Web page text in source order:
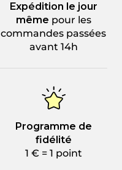
Expédition le jour
même pour les
commandes passées
avant 14h
Programme de
fidélité
1 € = 1 point